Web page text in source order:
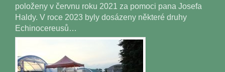
položeny v červnu roku 2021 za pomoci pana Josefa
Haldy. V roce 2023 byly dosázeny některé druhy
Echinocereusů…